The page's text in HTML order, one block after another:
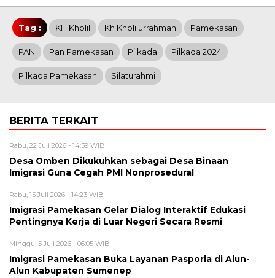
Tag : KH Kholil Kh Kholilurrahman Pamekasan
PAN Pan Pamekasan Pilkada Pilkada 2024
Pilkada Pamekasan Silaturahmi
BERITA TERKAIT
Rabu, 22 Juli 2026 - 14:39 WIB
Desa Omben Dikukuhkan sebagai Desa Binaan
Imigrasi Guna Cegah PMI Nonprosedural
Rabu, 15 Juli 2026 - 14:23 WIB
Imigrasi Pamekasan Gelar Dialog Interaktif Edukasi
Pentingnya Kerja di Luar Negeri Secara Resmi
Minggu, 5 Juli 2026 - 06:05 WIB
Imigrasi Pamekasan Buka Layanan Pasporia di Alun-
Alun Kabupaten Sumenep